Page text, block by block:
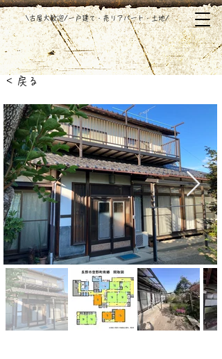
​\古屋大歓迎/一戸建て・売りアパート・土地/
< 戻る